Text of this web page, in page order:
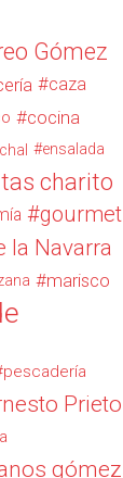
Gómez
caza
cocina
ensalada
charito
gourmet
la Navarra
marisco
pescadería
Prieto
gómez